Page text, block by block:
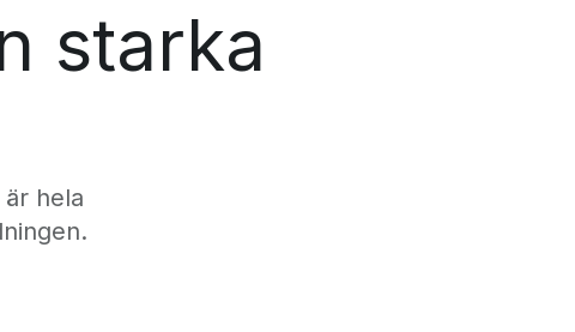
starka
hela